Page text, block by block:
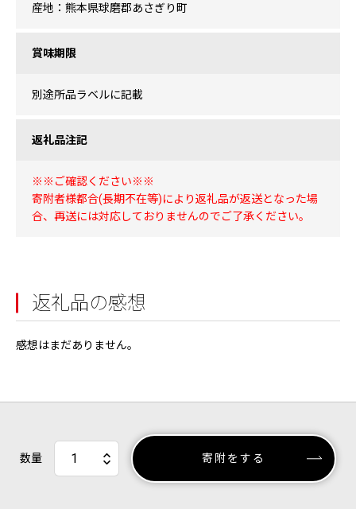
産地：熊本県球磨郡あさぎり町
賞味期限
別途所品ラベルに記載
返礼品注記
※※ご確認ください※※
寄附者様都合(長期不在等)により返礼品が返送となった場
合、再送には対応しておりませんのでご了承ください。
返礼品の感想
感想はまだありません。
数量 寄附をする